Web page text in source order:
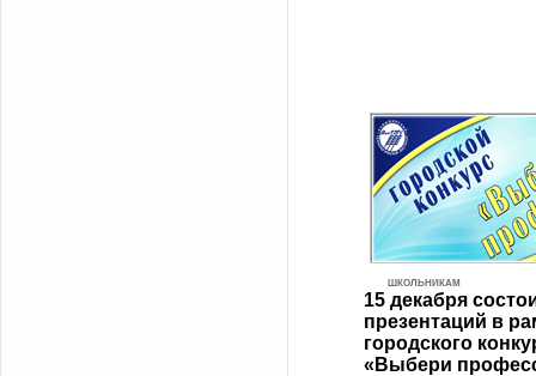
ШКОЛЬНИКАМ
15 декабря
презентаций в
городского
«Выбери